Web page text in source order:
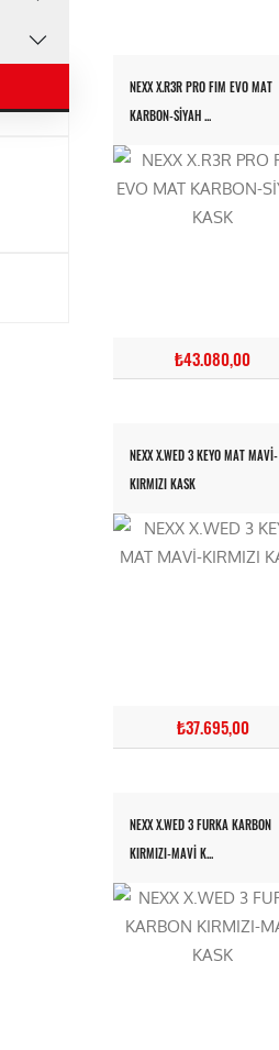
NEXX X.R3R PRO FIM EVO MAT
KARBON-SİYAH ...
₺43.080,00
NEXX X.WED 3 KEYO MAT MAVİ-
KIRMIZI KASK
₺37.695,00
NEXX X.WED 3 FURKA KARBON
KIRMIZI-MAVİ K...